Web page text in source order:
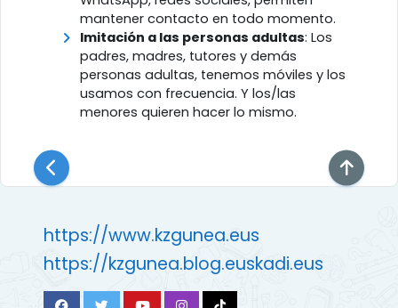
mantener contacto en todo momento.
Imitación a las personas adultas: Los
padres, madres, tutores y demás
personas adultas, tenemos móviles y los
usamos con frecuencia. Y los/las
menores quieren hacer lo mismo.
https://www.kzgunea.eus
https://kzgunea.blog.euskadi.eus